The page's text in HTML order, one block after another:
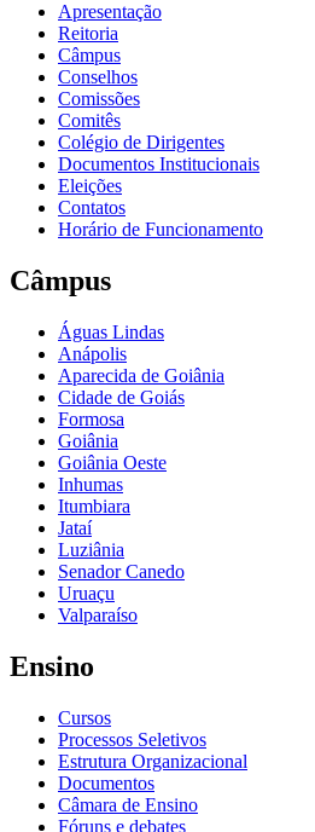
Apresentação
Reitoria
Câmpus
Conselhos
Comissões
Comitês
Colégio de Dirigentes
Documentos Institucionais
Eleições
Contatos
Horário de Funcionamento
Câmpus
Águas Lindas
Anápolis
Aparecida de Goiânia
Cidade de Goiás
Formosa
Goiânia
Goiânia Oeste
Inhumas
Itumbiara
Jataí
Luziânia
Senador Canedo
Uruaçu
Valparaíso
Ensino
Cursos
Processos Seletivos
Estrutura Organizacional
Documentos
Câmara de Ensino
Fóruns e debates